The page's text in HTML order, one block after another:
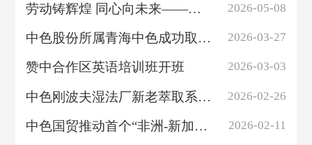
劳动铸辉煌 同心向未来——中国有色集团海外企业共庆“五一”国际劳动节 2026-05-08
中色股份所属青海中色成功取得哈日扎探矿权 实现“十五五”开局重要突破 2026-03-27
赞中合作区英语培训班开班 2026-03-03
中色刚波夫湿法厂新老萃取系统并管工程提前顺利完成 2026-02-26
中色国贸推动首个“非洲-新加坡-中国”大宗商品进口全流程数字化托收项目落... 2026-02-11